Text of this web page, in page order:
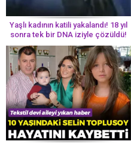
Yaşlı kadının katili yakalandı! 18 yıl
sonra tek bir DNA iziyle çözüldü!